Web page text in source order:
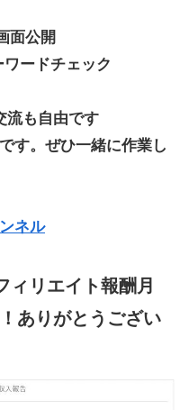
面公開
ードチェック
流も自由です
す。ぜひ一緒に作業し
ネル
ィリエイト報酬月
ありがとうござい